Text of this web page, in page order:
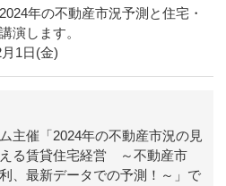
年の不動産市況予測と住宅・
演します。
1日(金)
主催「2024年の不動産市況の見
る賃貸住宅経営 ～不動産市
、最新データでの予測！～」で